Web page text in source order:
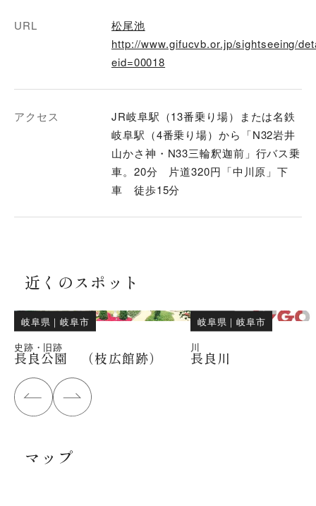
URL
松尾池
http://www.gifucvb.or.jp/sightseeing/
eid=00018
アクセス
JR岐阜駅（13番乗り場）または名鉄
岐阜駅（4番乗り場）から「N32岩井
山かさ神・N33三輪釈迦前」行バス乗
車。20分 片道320円「中川原」下
車 徒歩15分
近くのスポット
岐阜県 ｜岐阜市
史跡・旧跡
長良公園 （枝広館跡）
岐阜県 ｜岐阜市
川
長良川
マップ